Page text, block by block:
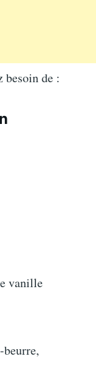
besoin de :
vanille